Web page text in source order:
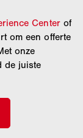
Centerof
om een offerte
onze
de juiste